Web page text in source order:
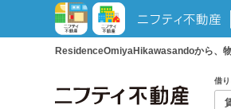
ResidenceOmiyaHikawasandoから、
借り